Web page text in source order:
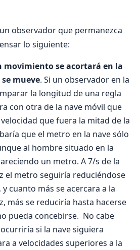
observador que permanezca
lo siguiente:
movimiento se acortará en la
mueve. Si un observador en la
la longitud de una re­gla
con otra de la nave móvil que
que fuera la mi­tad de la
que el metro en la nave sólo
al hombre situa­do en la
un metro. A 7/s de la
el metro seguiría redu­ciéndose
cuanto más se acercara a la
más se reduciría has­ta hacerse
pueda concebirse. No cabe
si la nave si­guiera
a velocidades superio­res a la